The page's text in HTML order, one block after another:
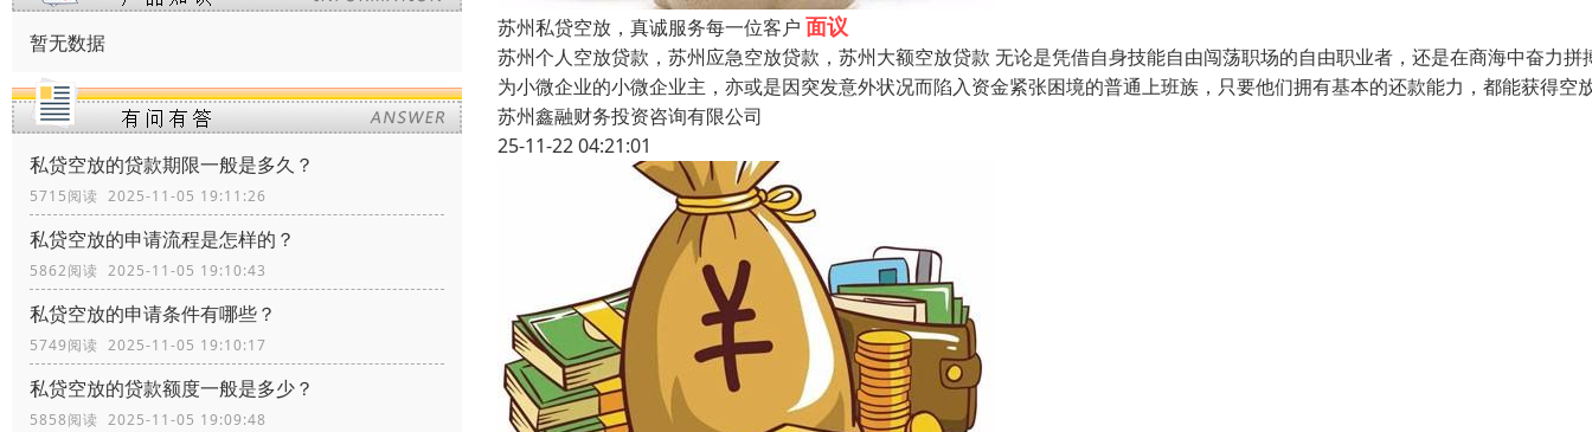
暂无数据
私贷空放的贷款期限一般是多久？
5715阅读 2025-11-05 19:11:26
私贷空放的申请流程是怎样的？
5862阅读 2025-11-05 19:10:43
私贷空放的申请条件有哪些？
5749阅读 2025-11-05 19:10:17
私贷空放的贷款额度一般是多少？
5858阅读 2025-11-05 19:09:48
苏州私贷空放，真诚服务每一位客户 面议
苏州个人空放贷款，苏州应急空放贷款，苏州大额空放贷款 无论是凭借自身技能自由闯荡职场的自由职业者，还是在商海中奋力拼
为小微企业的小微企业主，亦或是因突发意外状况而陷入资金紧张困境的普通上班族，只要他们拥有基本的还款能力，都能获得空
苏州鑫融财务投资咨询有限公司
25-11-22 04:21:01